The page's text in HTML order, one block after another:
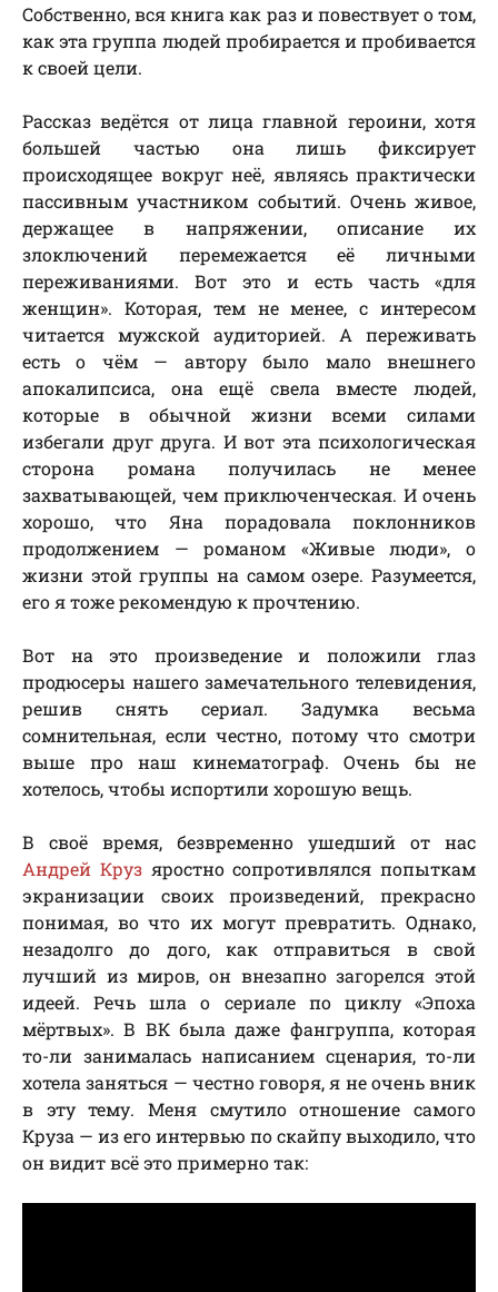
Собственно, вся книга как раз и повествует о том,
как эта группа людей пробирается и пробивается
к своей цели.
Рассказ ведётся от лица главной героини, хотя
большей частью она лишь фиксирует
происходящее вокруг неё, являясь практически
пассивным участником событий. Очень живое,
держащее в напряжении, описание их
злоключений перемежается её личными
переживаниями. Вот это и есть часть «для
женщин». Которая, тем не менее, с интересом
читается мужской аудиторией. А переживать
есть о чём — автору было мало внешнего
апокалипсиса, она ещё свела вместе людей,
которые в обычной жизни всеми силами
избегали друг друга. И вот эта психологическая
сторона романа получилась не менее
захватывающей, чем приключенческая. И очень
хорошо, что Яна порадовала поклонников
продолжением — романом «Живые люди», о
жизни этой группы на самом озере. Разумеется,
его я тоже рекомендую к прочтению.
Вот на это произведение и положили глаз
продюсеры нашего замечательного телевидения,
решив снять сериал. Задумка весьма
сомнительная, если честно, потому что смотри
выше про наш кинематограф. Очень бы не
хотелось, чтобы испортили хорошую вещь.
В своё время, безвременно ушедший от нас
Андрей Крузяростно сопротивлялся попыткам
экранизации своих произведений, прекрасно
понимая, во что их могут превратить. Однако,
незадолго до дого, как отправиться в свой
лучший из миров, он внезапно загорелся этой
идеей. Речь шла о сериале по циклу «Эпоха
мёртвых». В ВК была даже фангруппа, которая
то-ли занималась написанием сценария, то-ли
хотела заняться — честно говоря, я не очень вник
в эту тему. Меня смутило отношение самого
Круза — из его интервью по скайпу выходило, что
он видит всё это примерно так: